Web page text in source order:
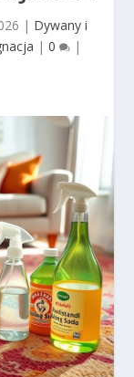
| Dywany i
| 0 |